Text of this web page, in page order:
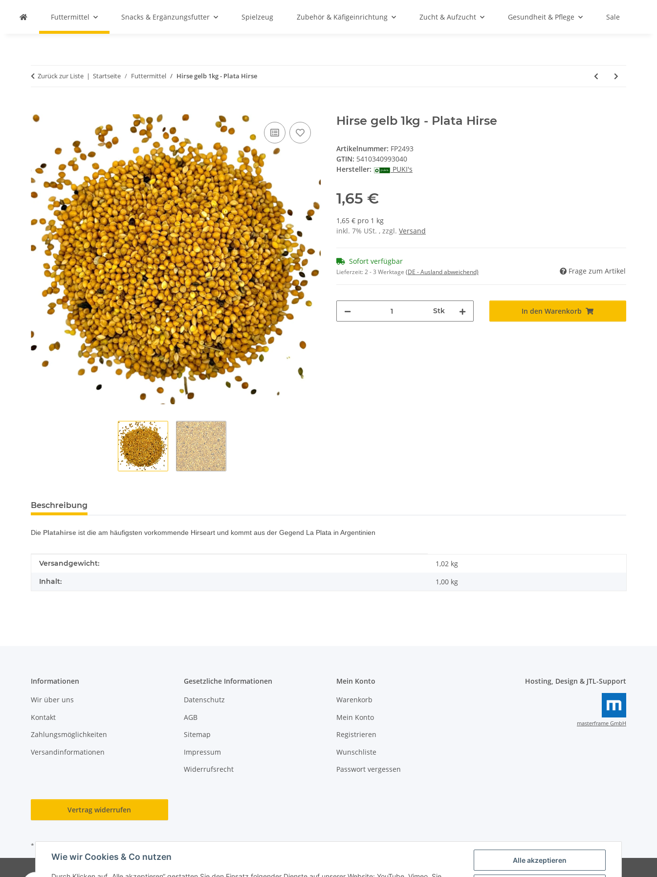
Alle akzeptieren
Wie wir Cookies & Co nutzen
Futtermittel Snacks & Ergänzungsfutter Spielzeug Zubehör & Käfigeinrichtung Zucht & Aufzucht Gesundheit & Pflege Sale
Zurück zur Liste Startseite Futtermittel Hirse gelb 1kg - Plata Hirse
Hirse gelb 1kg - Plata Hirse
Artikelnummer: FP2493
GTIN: 5410340993040
Hersteller:
PUKI's
1,65 €
1,65 € pro 1 kg
inkl. 7% USt. , zzgl. Versand
Sofort verfügbar
Lieferzeit:2 - 3 Werktage (DE - Ausland abweichend) Frage zum Artikel
Stk In den Warenkorb
Beschreibung
Die Platahirse ist die am häufigsten vorkommende Hirseart und kommt aus der Gegend La Plata in Argentinien
Produkteigenschaft
Wert
Versandgewicht: 1,02 kg
Inhalt: 1,00 kg
Informationen
Wir über uns
Kontakt
Zahlungsmöglichkeiten
Versandinformationen
Gesetzliche Informationen
Datenschutz
AGB
Sitemap
Impressum
Widerrufsrecht
Mein Konto
Warenkorb
Mein Konto
Registrieren
Wunschliste
Passwort vergessen
Hosting, Design & JTL-Support
masterframe GmbH
Vertrag widerrufen
* Alle Preise inkl. gesetzlicher USt., zzgl.
Powered byJTL-Shop